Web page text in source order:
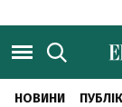
НОВИНИ